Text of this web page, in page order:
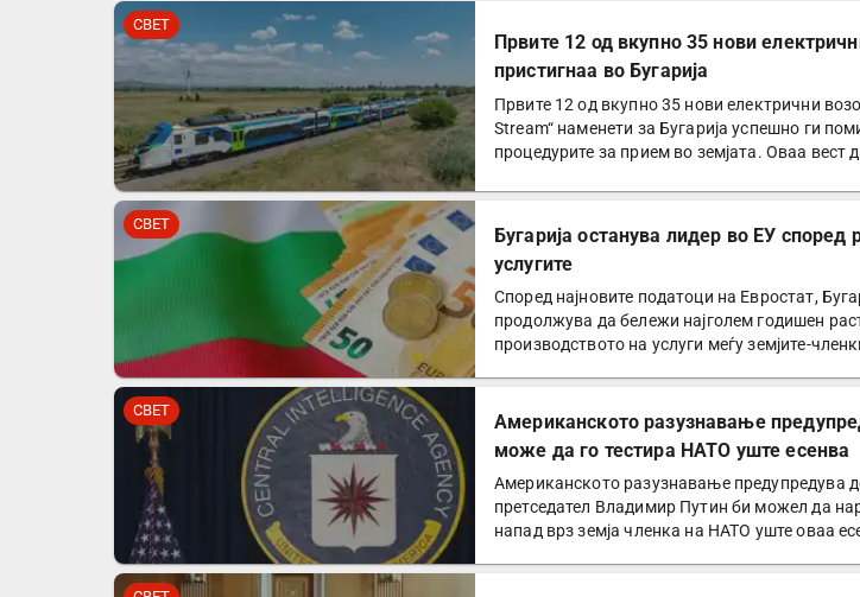
СВЕТ
Првите 12 од вкупно 35 нови
пристигнаа во Бугарија
Првите 12 од вкупно 35 нови електрични
Stream“ наменети за Бугарија успешно ги
процедурите за прием во земјата. Оваа вест
СВЕТ
Бугарија останува лидер во ЕУ според
услугите
Според најновите податоци на Евростат,
продолжува да бележи најголем годишен
производството на услуги меѓу земјите-
СВЕТ
Американското разузнавање
може да го тестира НАТО уште есенва
Американското разузнавање предупредува
претседател Владимир Путин би можел да
напад врз земја членка на НАТО уште оваа